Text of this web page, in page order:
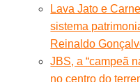
Lava Jato e
sistema
Reinaldo
JBS, a “campeã
no centro do